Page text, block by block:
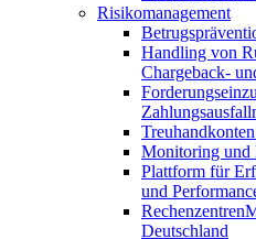
Risikomanagement
Handling von
Chargeback-
Treuhandkonten
Monitoring und
Plattform für
und
Rechenzentren
Deutschland